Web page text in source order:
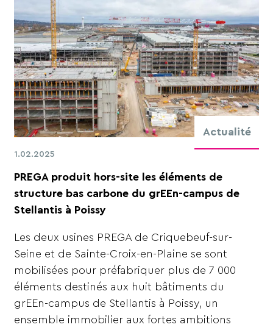
Actualité
1.02.2025
PREGA produit hors-site les éléments de
structure bas carbone du grEEn-campus de
Stellantis à Poissy
Les deux usines PREGA de Criquebeuf-sur-
Seine et de Sainte-Croix-en-Plaine se sont
mobilisées pour préfabriquer plus de 7 000
éléments destinés aux huit bâtiments du
grEEn-campus de Stellantis à Poissy, un
ensemble immobilier aux fortes ambitions